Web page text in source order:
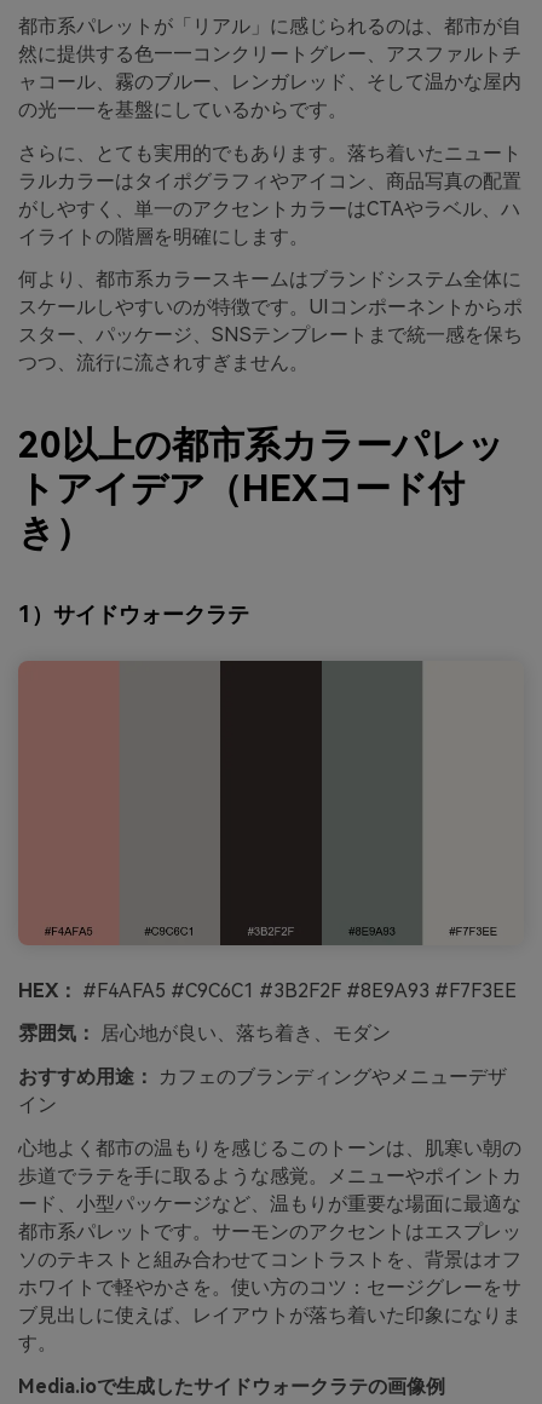
都市系パレットが「リアル」に感じられるのは、都市が自
然に提供する色——コンクリートグレー、アスファルトチ
ャコール、霧のブルー、レンガレッド、そして温かな屋内
の光——を基盤にしているからです。
さらに、とても実用的でもあります。落ち着いたニュート
ラルカラーはタイポグラフィやアイコン、商品写真の配置
がしやすく、単一のアクセントカラーはCTAやラベル、ハ
イライトの階層を明確にします。
何より、都市系カラースキームはブランドシステム全体に
スケールしやすいのが特徴です。UIコンポーネントからポ
スター、パッケージ、SNSテンプレートまで統一感を保ち
つつ、流行に流されすぎません。
20以上の都市系カラーパレッ
トアイデア（HEXコード付
き）
1）サイドウォークラテ
HEX： #F4AFA5 #C9C6C1 #3B2F2F #8E9A93 #F7F3EE
雰囲気：
居心地が良い、落ち着き、モダン
おすすめ用途：
カフェのブランディングやメニューデザ
イン
心地よく都市の温もりを感じるこのトーンは、肌寒い朝の
歩道でラテを手に取るような感覚。メニューやポイントカ
ード、小型パッケージなど、温もりが重要な場面に最適な
都市系パレットです。サーモンのアクセントはエスプレッ
ソのテキストと組み合わせてコントラストを、背景はオフ
ホワイトで軽やかさを。使い方のコツ：セージグレーをサ
ブ見出しに使えば、レイアウトが落ち着いた印象になりま
す。
Media.ioで生成したサイドウォークラテの画像例